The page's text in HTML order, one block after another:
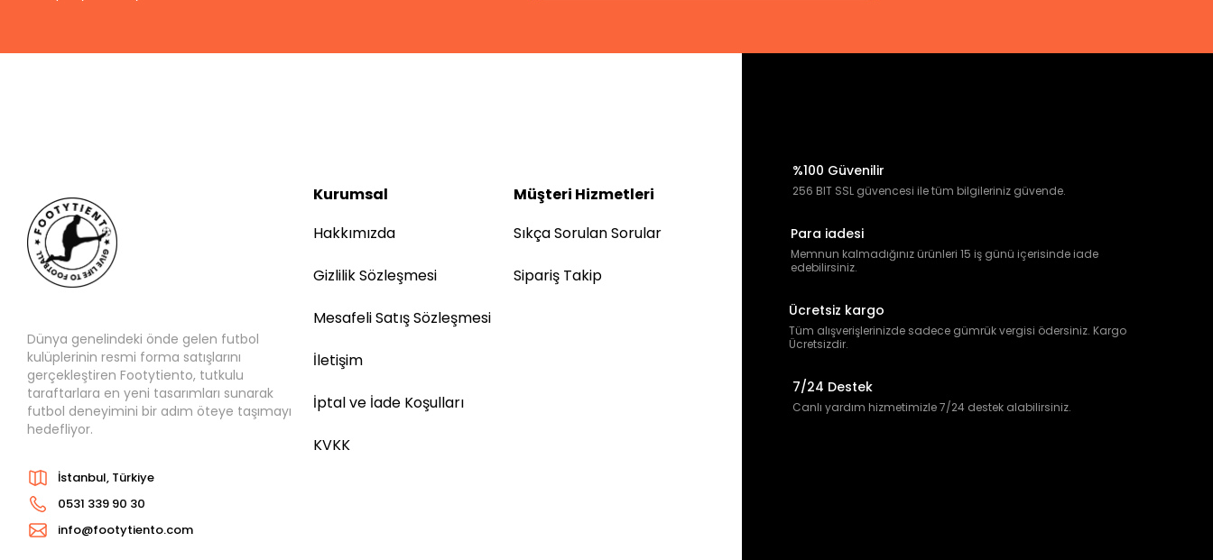
Dünya genelindeki önde gelen futbol
kulüplerinin resmi forma satışlarını
gerçekleştiren Footytiento, tutkulu
taraftarlara en yeni tasarımları sunarak
futbol deneyimini bir adım öteye taşımayı
hedefliyor.
İstanbul, Türkiye
0531 339 90 30
info@footytiento.com
Kurumsal
Hakkımızda
Gizlilik Sözleşmesi
Mesafeli Satış Sözleşmesi
İletişim
İptal ve İade Koşulları
KVKK
Müşteri Hizmetleri
Sıkça Sorulan Sorular
Sipariş Takip
%100 Güvenilir
256 BIT SSL güvencesi ile tüm bilgileriniz güvende.
Para iadesi
Memnun kalmadığınız ürünleri 15 iş günü içerisinde iade
edebilirsiniz.
Ücretsiz kargo
Tüm alışverişlerinizde sadece gümrük vergisi ödersiniz. Kargo
Ücretsizdir.
7/24 Destek
Canlı yardım hizmetimizle 7/24 destek alabilirsiniz.